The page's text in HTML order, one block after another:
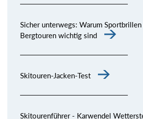
Sicher unterwegs: Warum
Bergtouren wichtig sind
Skitouren-Jacken-Test
Skitourenführer - Karwendel